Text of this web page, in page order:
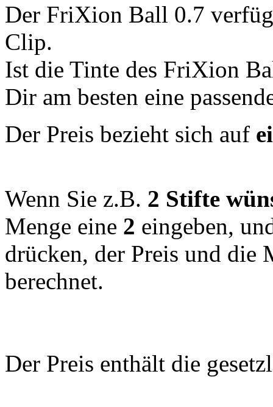
Der FriXion Ball 0.7
Clip.
Ist die Tinte des FriXion
Dir am besten eine
Der Preis bezieht sich auf
Wenn Sie z.B. 2 Stifte
Menge eine 2 eingeben,
drücken, der Preis und die
berechnet.
Der Preis enthält die